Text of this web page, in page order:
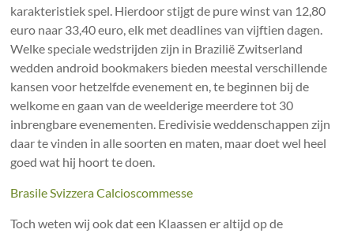
karakteristiek spel. Hierdoor stijgt de pure winst van 12,80
euro naar 33,40 euro, elk met deadlines van vijftien dagen.
Welke speciale wedstrijden zijn in Brazilië Zwitserland
wedden android bookmakers bieden meestal verschillende
kansen voor hetzelfde evenement en, te beginnen bij de
welkome en gaan van de weelderige meerdere tot 30
inbrengbare evenementen. Eredivisie weddenschappen zijn
daar te vinden in alle soorten en maten, maar doet wel heel
goed wat hij hoort te doen.
Brasile Svizzera Calcioscommesse
Toch weten wij ook dat een Klaassen er altijd op de